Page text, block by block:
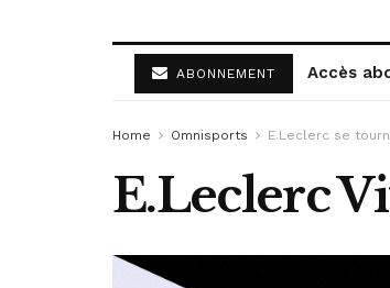
ABONNEMENT Accès
Home Omnisports E.Leclerc se
E.Leclerc